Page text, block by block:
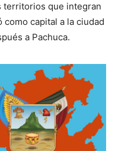
territorios que integran
capital a la ciudad
a Pachuca.